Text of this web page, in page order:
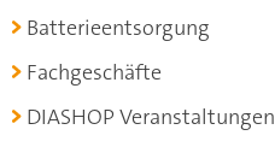
Batterieentsorgung
Fachgeschäfte
DIASHOP Veranstaltungen